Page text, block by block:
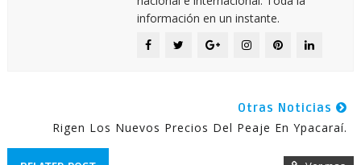
información en un instante.
Otras Noticias
Rigen Los Nuevos Precios Del Peaje En Ypacaraí.